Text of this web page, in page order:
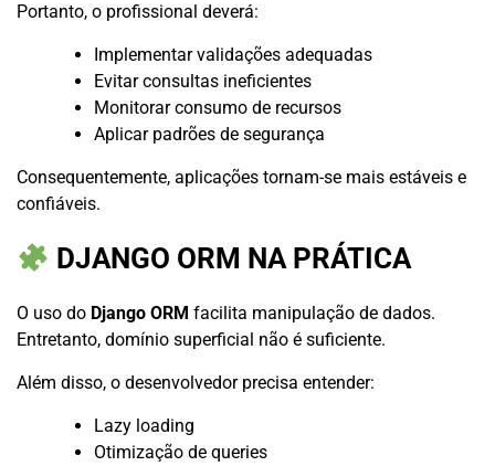
Portanto, o profissional deverá:
Implementar validações adequadas
Evitar consultas ineficientes
Monitorar consumo de recursos
Aplicar padrões de segurança
Consequentemente, aplicações tornam-se mais estáveis e
confiáveis.
DJANGO ORM NA PRÁTICA
O uso do Django ORM facilita manipulação de dados.
Entretanto, domínio superficial não é suficiente.
Além disso, o desenvolvedor precisa entender:
Lazy loading
Otimização de queries